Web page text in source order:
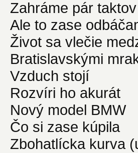
Zahráme pár taktov
Ale to zase
Život sa vlečie
Bratislavskými
Vzduch stojí
Rozvíri ho akurát
Nový model BMW
Čo si zase kúpila
Zbohatlícka kurva